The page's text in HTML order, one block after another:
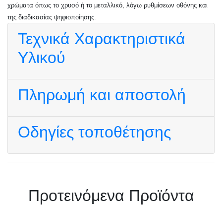
χρώματα όπως το χρυσό ή το μεταλλικό, λόγω ρυθμίσεων οθόνης και
της διαδικασίας ψηφιοποίησης.
Τεχνικά Χαρακτηριστικά
Υλικού
Πληρωμή και αποστολή
Οδηγίες τοποθέτησης
Πρoτεινόμενα Προϊόντα